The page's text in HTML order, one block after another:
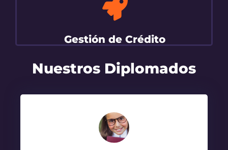
Gestión de Crédito
Nuestros Diplomados